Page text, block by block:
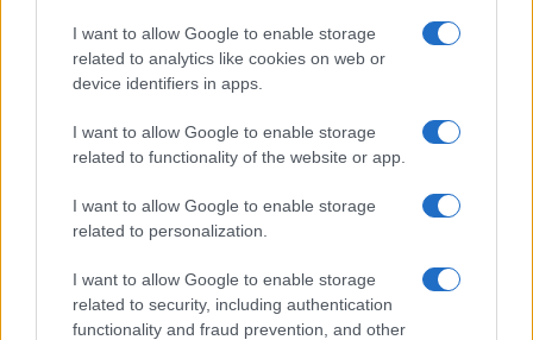
I want to allow Google to enable storage
related to analytics like cookies on web or
device identifiers in apps.
I want to allow Google to enable storage
related to functionality of the website or app.
I want to allow Google to enable storage
related to personalization.
I want to allow Google to enable storage
related to security, including authentication
functionality and fraud prevention, and other
MAKEUP